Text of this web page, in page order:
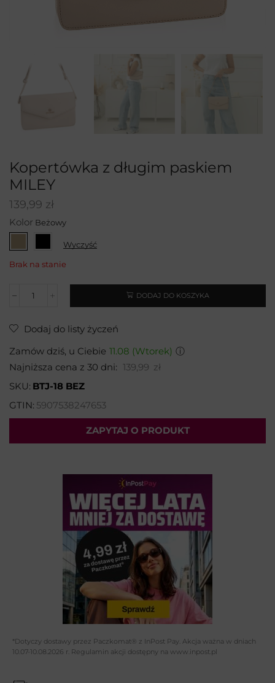
Kopertówka z długim paskiem
MILEY
139,99 zł
Kolor
Wyczyść
Brak na stanie
DODAJ DO KOSZYKA
Dodaj do listy życzeń
Zamów dziś, u Ciebie 11.08 (Wtorek) ⓘ
Najniższa cena z 30 dni:
139,99 zł
SKU: BTJ-18 BEZ
GTIN: 5907538247653
ZAPYTAJ O PRODUKT
Wybierz temat:
Imię i nazwisko*:
Adres email*:
*Dotyczy dostawy przez Paczkomat® z InPost Pay. Akcja ważna w dniach
10.07-10.08.2026 r. Regulamin akcji dostępny na www.inpost.pl